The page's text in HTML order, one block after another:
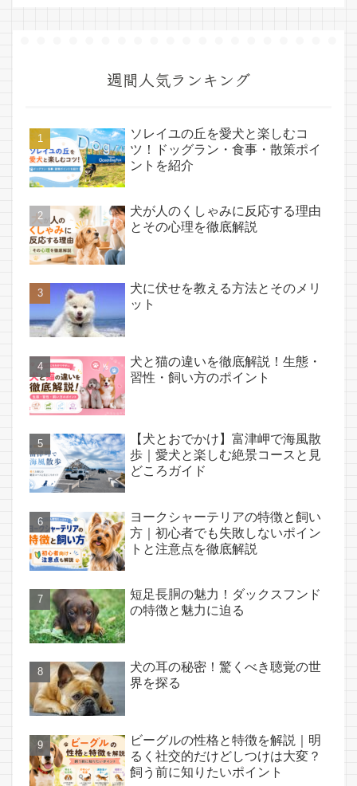
週間人気ランキング
ソレイユの丘を愛犬と楽しむコ
ツ！ドッグラン・食事・散策ポイ
ントを紹介
犬が人のくしゃみに反応する理由
とその心理を徹底解説
犬に伏せを教える方法とそのメリ
ット
犬と猫の違いを徹底解説！生態・
習性・飼い方のポイント
【犬とおでかけ】富津岬で海風散
歩｜愛犬と楽しむ絶景コースと見
どころガイド
ヨークシャーテリアの特徴と飼い
方｜初心者でも失敗しないポイン
トと注意点を徹底解説
短足長胴の魅力！ダックスフンド
の特徴と魅力に迫る
犬の耳の秘密！驚くべき聴覚の世
界を探る
ビーグルの性格と特徴を解説｜明
るく社交的だけどしつけは大変？
飼う前に知りたいポイント